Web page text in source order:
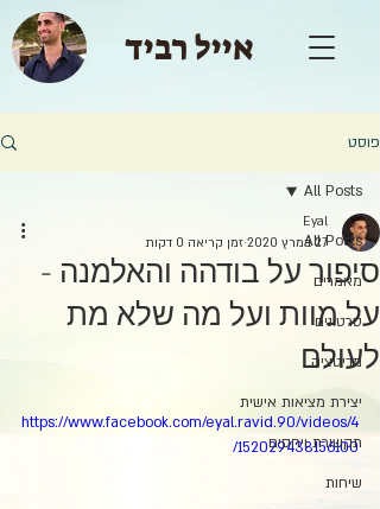
אייל רביד
פוסט
All Posts
מאמרים
סרטונים
מדיטציה
יצירת מציאות אישית
תקשורת ויחסים
שיחות
All Posts
סיפור על בודהה והאלמנה -
על מוות ועל מה שלא מת
לעולם
Eyal
27 במרץ 2020
זמן קריאה 0 דקות
https://www.facebook.com/eyal.ravid.90/videos/4
152029438156100/